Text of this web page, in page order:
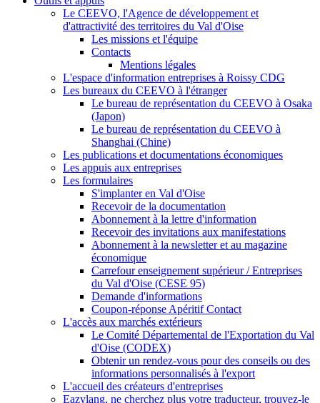
Le CEEVO, l'Agence de développement et
d'attractivité des territoires du Val d'Oise
Les missions et l'équipe
Contacts
Mentions légales
L'espace d'information entreprises à Roissy CDG
Les bureaux du CEEVO à l'étranger
Le bureau de représentation du CEEVO à Osaka
(Japon)
Le bureau de représentation du CEEVO à
Shanghai (Chine)
Les publications et documentations économiques
Les appuis aux entreprises
Les formulaires
S'implanter en Val d'Oise
Recevoir de la documentation
Abonnement à la lettre d'information
Recevoir des invitations aux manifestations
Abonnement à la newsletter et au magazine
économique
Carrefour enseignement supérieur / Entreprises
du Val d'Oise (CESE 95)
Demande d'informations
Coupon-réponse Apéritif Contact
L'accès aux marchés extérieurs
Le Comité Départemental de l'Exportation du Val
d'Oise (CODEX)
Obtenir un rendez-vous pour des conseils ou des
informations personnalisés à l'export
L'accueil des créateurs d'entreprises
Eazylang, ne cherchez plus votre traducteur, trouvez-le